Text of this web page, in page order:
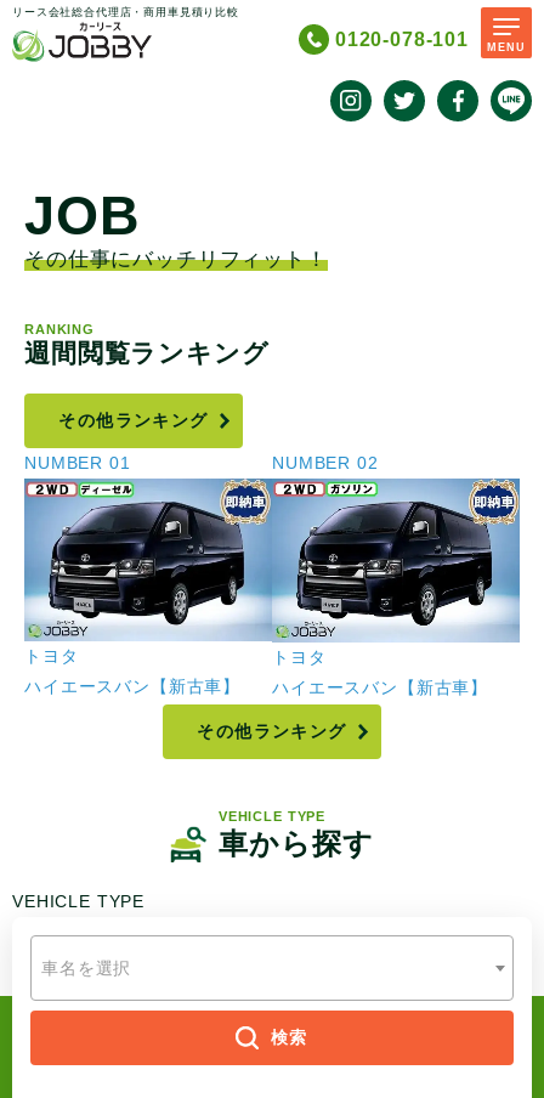
リース会社総合代理店・商用車見積り比較
0120-078-101 MENU
JOB
その仕事にバッチリフィット！
RANKING
週間閲覧ランキング
その他ランキング
NUMBER 02
トヨタ
ハイエースバン【新古車】
NUMBER 03
トヨタ
アクア
その他ランキング
VEHICLE TYPE
車から探す
VEHICLE TYPE
車名を選択
検索